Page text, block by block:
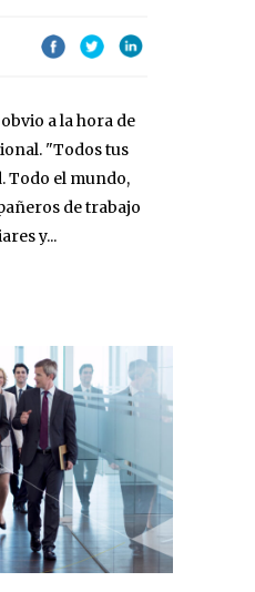
a la hora de
"Todos tus
Todo el mundo,
de trabajo
y...